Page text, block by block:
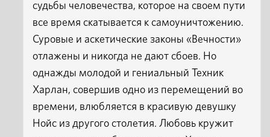
судьбы человечества, которое на своем пути
все время скатывается к самоуничтожению.
Суровые и аскетические законы «Вечности»
отлажены и никогда не дают сбоев. Но
однажды молодой и гениальный Техник
Харлан, совершив одно из перемещений во
времени, влюбляется в красивую девушку
Нойс из другого столетия. Любовь кружит